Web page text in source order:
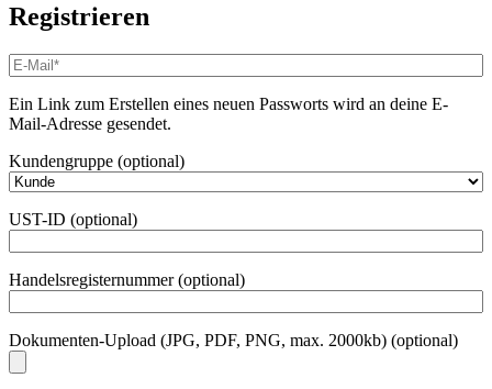
Registrieren
E-
Mail-
Adresse*
Erforderlich
Ein Link zum Erstellen eines neuen Passworts wird an deine E-
Mail-Adresse gesendet.
Kundengruppe (optional)
UST-ID (optional)
Handelsregisternummer(optional)
Dokumenten-Upload (JPG, PDF, PNG, max. 2000kb) (optional)